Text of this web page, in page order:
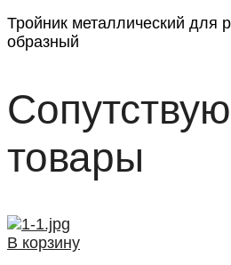
Тройник металлический для
образный
товары
В корзину